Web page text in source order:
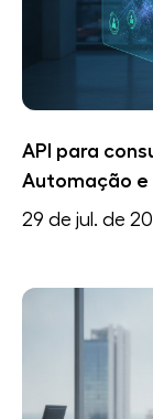
API para
Automação e
29 de jul. de